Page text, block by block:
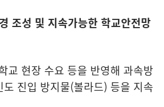
조성 및 지속가능한 학교안전망
교 현장 수요 등을 반영해 과속방
진입 방지물(볼라드) 등을 지속